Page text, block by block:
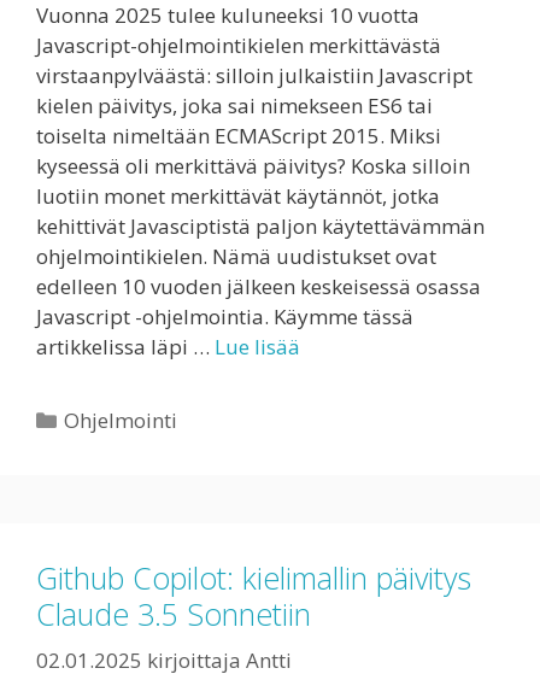
Vuonna 2025 tulee kuluneeksi 10 vuotta
Javascript-ohjelmointikielen merkittävästä
virstaanpylväästä: silloin julkaistiin Javascript
kielen päivitys, joka sai nimekseen ES6 tai
toiselta nimeltään ECMAScript 2015. Miksi
kyseessä oli merkittävä päivitys? Koska silloin
luotiin monet merkittävät käytännöt, jotka
kehittivät Javasciptistä paljon käytettävämmän
ohjelmointikielen. Nämä uudistukset ovat
edelleen 10 vuoden jälkeen keskeisessä osassa
Javascript -ohjelmointia. Käymme tässä
artikkelissa läpi … Lue lisää
Kategoriat
Ohjelmointi
Github Copilot: kielimallin päivitys
Claude 3.5 Sonnetiin
02.01.2025 kirjoittaja Antti